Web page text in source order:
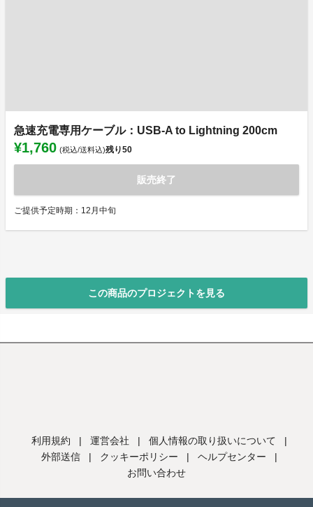
急速充電専用ケーブル：USB-A to Lightning 200cm
¥1,760 (税込/送料込)残り50
販売終了
ご提供予定時期：12月中旬
この商品のプロジェクトを見る
利用規約 | 運営会社 | 個人情報の取り扱いについて
|
外部送信
| クッキーポリシー | ヘルプセンター
|
お問い合わせ